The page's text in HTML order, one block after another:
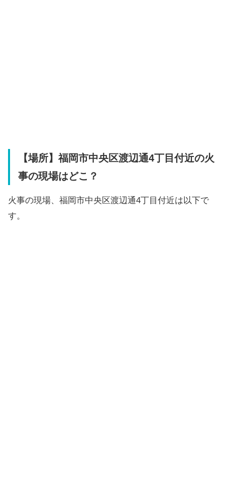
【場所】福岡市中央区渡辺通4丁目付近の火
事の現場はどこ？
火事の現場、福岡市中央区渡辺通4丁目付近は以下で
す。